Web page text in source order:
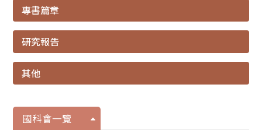
專書篇章
研究報告
其他
國科會一覽